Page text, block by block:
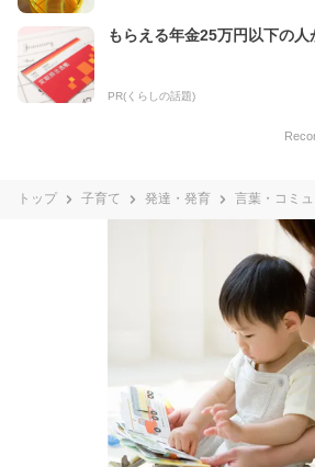
もらえる年金25万円以下の人
PR(くらしの話題)
トップ 子育て 発達・発育 言葉・コミ